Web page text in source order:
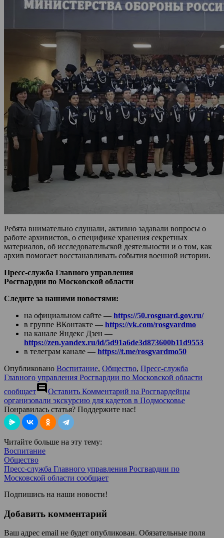
Ребята внимательно слушали, активно задавали вопросы о
работе архивистов, о специфике хранения секретных
материалов, об исследовательской деятельности и о том, как
архив помогает восстанавливать события военной истории.
Пресс-служба Главного управления
Росгвардии по Московской области
Следите за нашими новостями:
на официальном сайте — https://50.rosguard.gov.ru/
в группе ВКонтакте — https://vk.com/rosgvardmo
на канале Яндекс Дзен —
https://zen.yandex.ru/id/5d91a6de3d873600b11d9553
в телеграм канале — https://t.me/rosgvardmo50
Опубликовано Воспитание, Общество, Пресс-служба
Главного управления Росгвардии по Московской области
сообщаетcomment Оставить Комментарий на Росгвардейцы
организовали экскурсию для кадетов в Подмосковье
Понравилась статья? Поддержите нас!
Читайте больше на эту тему:
Воспитание
Общество
Пресс-служба Главного управления Росгвардии по
Московской области сообщает
Подпишись на наши новости!
Добавить комментарий
Ваш адрес email не будет опубликован. Обязательные поля